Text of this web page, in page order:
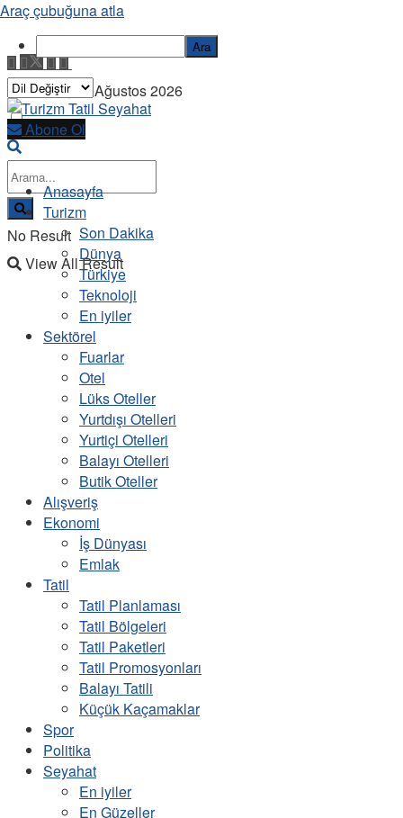
Pazartesi, 10 Ağustos 2026
No Result
View All Result
Abone Ol
Anasayfa
Turizm
Son Dakika
Dünya
Türkiye
Teknoloji
En iyiler
Sektörel
Fuarlar
Otel
Lüks Oteller
Yurtdışı Otelleri
Yurtiçi Otelleri
Balayı Otelleri
Butik Oteller
Alışveriş
Ekonomi
İş Dünyası
Emlak
Tatil
Tatil Planlaması
Tatil Bölgeleri
Tatil Paketleri
Tatil Promosyonları
Balayı Tatili
Küçük Kaçamaklar
Spor
Politika
Seyahat
En iyiler
En Güzeller
Araç çubuğuna atla
Ara